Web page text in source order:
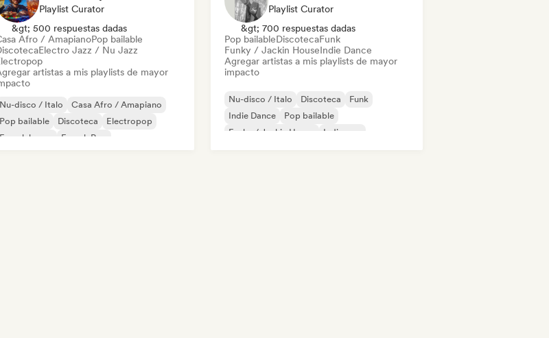
Playlist Curator
&gt; 500 respuestas dadas
Afro / AmapianoPop bailable
Electro Jazz / Nu Jazz
artistas a mis playlists de mayor
Nu-disco / Italo
Casa Afro / Amapiano
Pop bailable
Discoteca
Electropop
French house
French Pop
Playlist Curator
&gt; 700 respuestas dadas
Pop bailableDiscotecaFunk
Funky / Jackin HouseIndie Dance
Agregar artistas a mis playlists de mayor
impacto
Nu-disco / Italo Discoteca
Funk
Indie Dance
Pop bailable
Funky / Jackin House
Indie pop